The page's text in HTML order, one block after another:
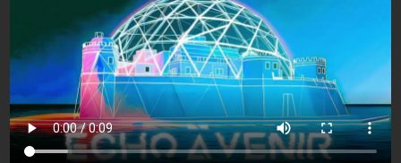
présentée pour la première fois durant le Festival
Écho À Venir #6 authéâtre Femina(Bordeaux,
France), etprogrammée par la suitedans
plusieurs festivals, notammentau Sonar Festival
2018(Barcelone, Espagne).
Cette pièce mêlemusique live avec l’artiste new
yorkais M.Sayyid, d’Anti Pop Consortium,